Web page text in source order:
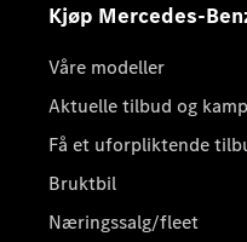
Kjøp Mercedes-
Våre modeller
Aktuelle tilbud og
Få et uforpliktende
Bruktbil
Næringssalg/fleet